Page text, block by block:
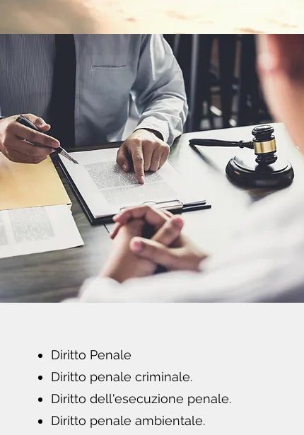
Diritto Penale
Diritto penale criminale.
Diritto dell'esecuzione penale.
Diritto penale ambientale.